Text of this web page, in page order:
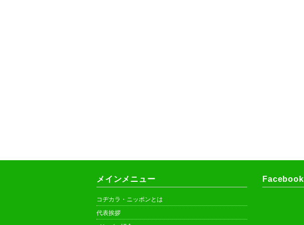
メインメニュー
コヂカラ・ニッポンとは
代表挨拶
Facebook